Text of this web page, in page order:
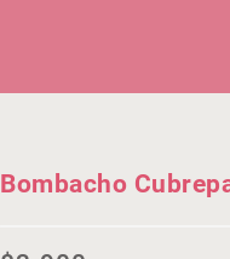
Bombacho